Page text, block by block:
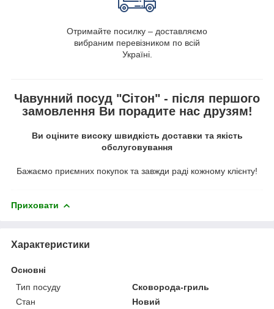
Отримайте посилку – доставляємо
вибраним перевізником по всій
Україні.
Чавунний посуд "Сітон" - після першого
замовлення Ви порадите нас друзям!
Ви оціните високу швидкість доставки та якість
обслуговування
Бажаємо приємних покупок та завжди раді кожному клієнту!
Приховати
Характеристики
Основні
Тип посуду
Сковорода-гриль
Стан
Новий